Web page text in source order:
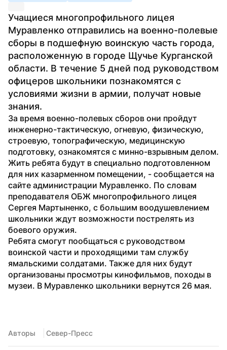
Учащиеся многопрофильного лицея
Муравленко отправились на военно-полевые
сборы в подшефную воинскую часть города,
расположенную в городе Щучье Курганской
области. В течение 5 дней под руководством
офицеров школьники познакомятся с
условиями жизни в армии, получат новые
знания.
За время военно-полевых сборов они пройдут
инженерно-тактическую, огневую, физическую,
строевую, топографическую, медицинскую
подготовку, ознакомятся с минно-взрывным делом.
Жить ребята будут в специально подготовленном
для них казарменном помещении, - сообщается на
сайте администрации Муравленко. По словам
преподавателя ОБЖ многопрофильного лицея
Сергея Мартыненко, с большим воодушевлением
школьники ждут возможности пострелять из
боевого оружия.
Ребята смогут пообщаться с руководством
воинской части и проходящими там службу
ямальскими солдатами. Также для них будут
организованы просмотры кинофильмов, походы в
музеи. В Муравленко школьники вернутся 26 мая.
Авторы Север-Пресс